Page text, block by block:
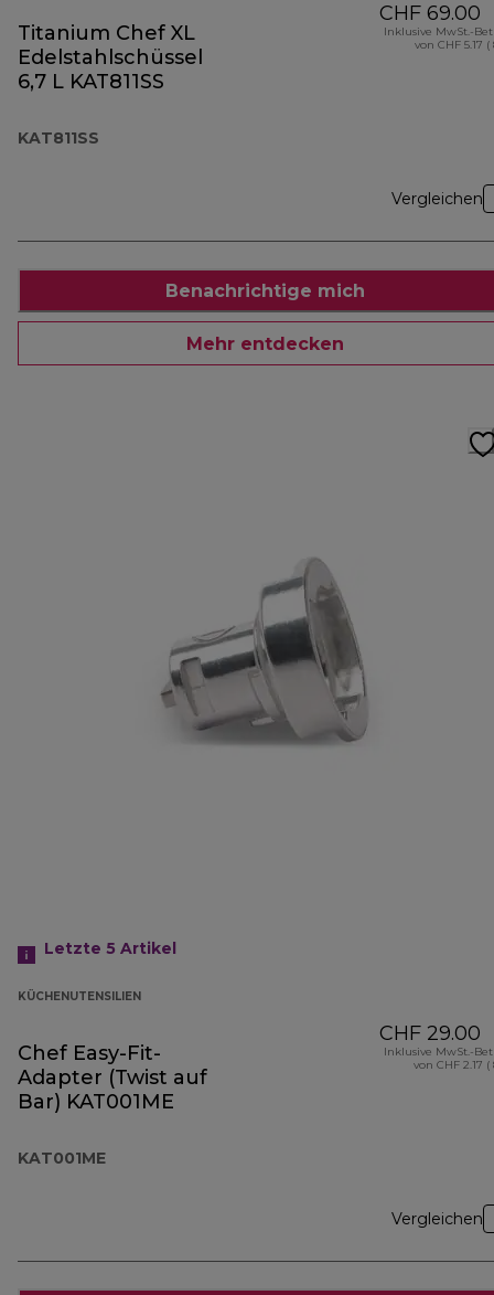
Titanium Chef XL
Edelstahlschüssel
6,7 L KAT811SS
KAT811SS
CHF 69.00
Inklusive MwSt.-
von CHF 5.17 (
Vergleichen
Benachrichtige mich
Mehr entdecken
Letzte 5 Artikel
KÜCHENUTENSILIEN
Chef Easy-Fit-
Adapter (Twist auf
Bar) KAT001ME
KAT001ME
CHF 29.00
Inklusive MwSt.-
von CHF 2.17 (
Vergleichen